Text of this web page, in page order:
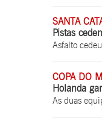
SANTA
Pistas
Asfalto
COPA DO
Holanda
As duas